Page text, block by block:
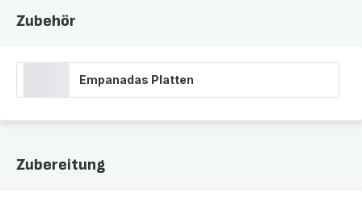
Zubehör
Empanadas Platten
Zubereitung